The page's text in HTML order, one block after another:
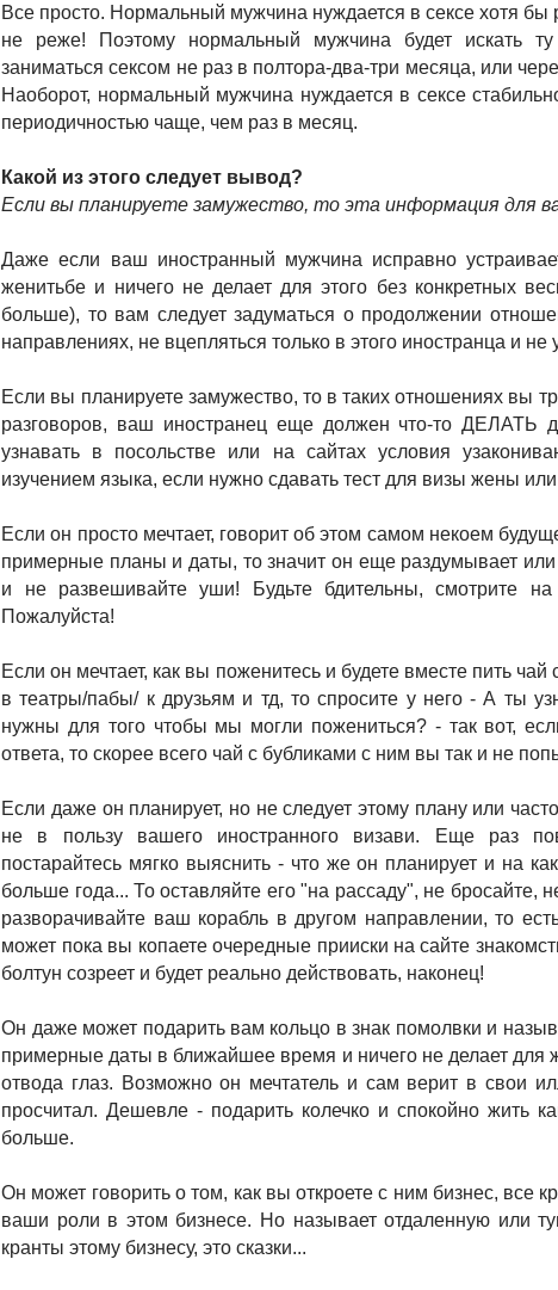
Все просто. Нормальный мужчина нуждается в сексе хотя
не реже! Поэтому нормальный мужчина будет искать
заниматься сексом не раз в полтора-два-три месяца, или
Наоборот, нормальный мужчина нуждается в сексе
периодичностью чаще, чем раз в месяц.
Какой из этого следует вывод?
Если вы планируете замужество, то эта информация для
Даже если ваш иностранный мужчина исправно
женитьбе и ничего не делает для этого без конкретных
больше), то вам следует задуматься о продолжении
направлениях, не вцепляться только в этого иностранца и не
Если вы планируете замужество, то в таких отношениях вы
разговоров, ваш иностранец еще должен что-то ДЕЛАТЬ
узнавать в посольстве или на сайтах условия
изучением языка, если нужно сдавать тест для визы жены
Если он просто мечтает, говорит об этом самом некоем
примерные планы и даты, то значит он еще раздумывает или
и не развешивайте уши! Будьте бдительны, смотрите
Пожалуйста!
Если он мечтает, как вы поженитесь и будете вместе пить
в театры/пабы/ к друзьям и тд, то спросите у него - А ты
нужны для того чтобы мы могли пожениться? - так вот,
ответа, то скорее всего чай с бубликами с ним вы так и не
Если даже он планирует, но не следует этому плану или
не в пользу вашего иностранного визави. Еще раз
постарайтесь мягко выяснить - что же он планирует и на
больше года... То оставляйте его "на рассаду", не бросайте,
разворачивайте ваш корабль в другом направлении, то
может пока вы копаете очередные прииски на сайте
болтун созреет и будет реально действовать, наконец!
Он даже может подарить вам кольцо в знак помолвки и
примерные даты в ближайшее время и ничего не делает для
отвода глаз. Возможно он мечтатель и сам верит в свои
просчитал. Дешевле - подарить колечко и спокойно жить
больше.
Он может говорить о том, как вы откроете с ним бизнес, все
ваши роли в этом бизнесе. Но называет отдаленную или
кранты этому бизнесу, это сказки...